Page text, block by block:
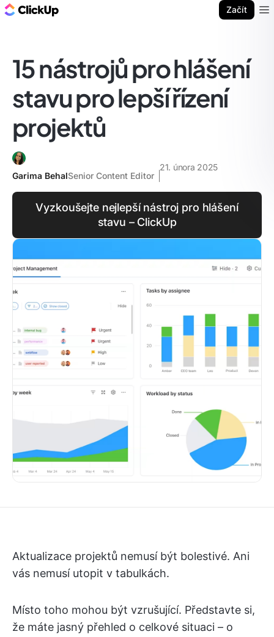
Začít
15 nástrojů pro hlášení
stavu pro lepší řízení
projektů
Garima BehalSenior Content Editor
21. února 2025
Vyzkoušejte nejlepší nástroj pro hlášení
stavu – ClickUp
Aktualizace projektů nemusí být bolestivé. Ani
vás nemusí utopit v tabulkách.
Místo toho mohou být vzrušující. Představte si,
že máte jasný přehled o celkové situaci – o